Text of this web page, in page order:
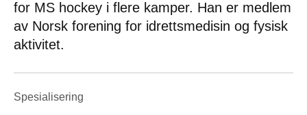
for MS hockey i flere kamper. Han er medlem
av Norsk forening for idrettsmedisin og fysisk
aktivitet.
Spesialisering